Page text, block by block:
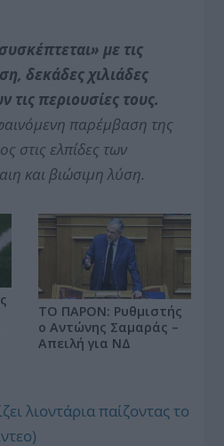
με τις
δεκάδες χιλιάδες
τις περιουσίες τους.
παρέμβαση της
στις ελπίδες των
και βιώσιμη λύση.
ΤΟ ΠΑΡΟΝ: Ρυθμιστής
ο Αντώνης Σαμαράς –
Απειλή για ΝΔ